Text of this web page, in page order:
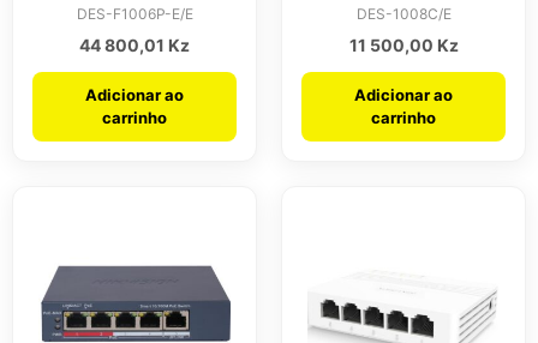
DES-F1006P-E/E
44 800,01 Kz
Adicionar ao
carrinho
DES-1008C/E
11 500,00 Kz
Adicionar ao
carrinho